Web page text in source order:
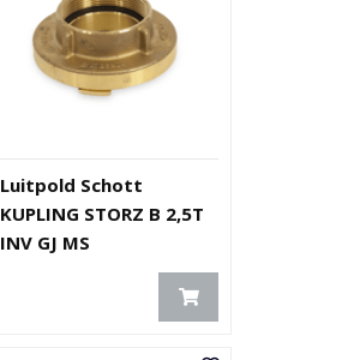
Luitpold Schott
KUPLING STORZ B 2,5T
INV GJ MS